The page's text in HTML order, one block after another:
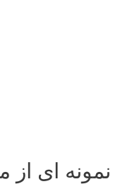
نمونه ای از